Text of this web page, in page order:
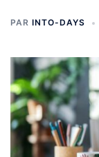
PAR INTO-DAYS